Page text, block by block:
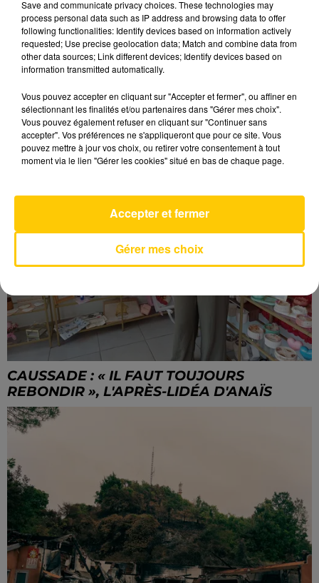
se poursuivent régulièrement sur l’ensemble du
réseau routier départemental, notamment sur les
axes secondaires et les routes très fréquentées.
LES DERNIERES INFOS
CAUSSADE : « IL FAUT TOUJOURS
REBONDIR », L'APRÈS-LIDÉA D'ANAÏS
Save and communicate privacy choices. These technologies may
process personal data such as IP address and browsing data to offer
following functionalities: Identify devices based on information actively
requested; Use precise geolocation data; Match and combine data from
other data sources; Link different devices; Identify devices based on
information transmitted automatically.
Vous pouvez accepter en cliquant sur "Accepter et fermer", ou affiner en
sélectionnant les finalités et/ou partenaires dans "Gérer mes choix".
Vous pouvez également refuser en cliquant sur "Continuer sans
accepter". Vos préférences ne s'appliqueront que pour ce site. Vous
pouvez mettre à jour vos choix, ou retirer votre consentement à tout
moment via le lien "Gérer les cookies" situé en bas de chaque page.
Gérer mes choix
Accepter et fermer